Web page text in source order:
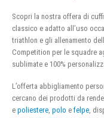
Scopri la nostra offera di
classico e adatto all’uso
triathlon e gli allenamento
Competition per le squadre
sublimate e 100%
L’offerta abbigliamento
cercano dei prodotti da
e poliestere polo e felpe ,